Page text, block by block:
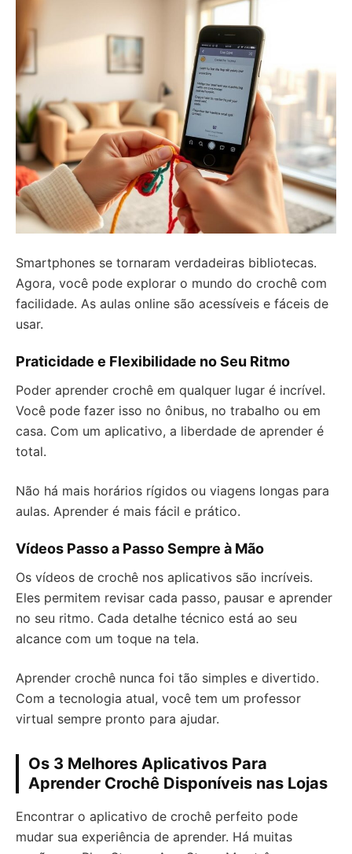
Smartphones se tornaram verdadeiras bibliotecas.
Agora, você pode explorar o mundo do crochê com
facilidade. As aulas online são acessíveis e fáceis de
usar.
Praticidade e Flexibilidade no Seu Ritmo
Poder aprender crochê em qualquer lugar é incrível.
Você pode fazer isso no ônibus, no trabalho ou em
casa. Com um aplicativo, a liberdade de aprender é
total.
Não há mais horários rígidos ou viagens longas para
aulas. Aprender é mais fácil e prático.
Vídeos Passo a Passo Sempre à Mão
Os vídeos de crochê nos aplicativos são incríveis.
Eles permitem revisar cada passo, pausar e aprender
no seu ritmo. Cada detalhe técnico está ao seu
alcance com um toque na tela.
Aprender crochê nunca foi tão simples e divertido.
Com a tecnologia atual, você tem um professor
virtual sempre pronto para ajudar.
Os 3 Melhores Aplicativos Para
Aprender Crochê Disponíveis nas Lojas
Encontrar o aplicativo de crochê perfeito pode
mudar sua experiência de aprender. Há muitas